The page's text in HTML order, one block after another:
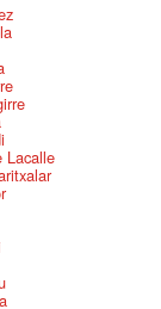
Lacalle